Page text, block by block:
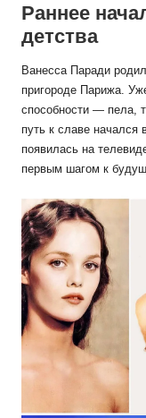
Раннее
детства
Ванесса Паради
пригороде Парижа.
способности — пела,
путь к славе начался
появилась на
первым шагом к